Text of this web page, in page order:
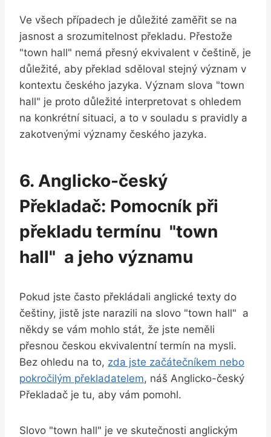
Ve všech případech je důležité zaměřit se na
⁢jasnost a srozumitelnost překladu. Přestože
"town hall" ⁤nemá přesný ekvivalent⁢ v⁤ češtině, je
důležité,⁤ aby překlad sděloval stejný význam v
kontextu českého jazyka. Význam⁤ slova "town
hall" je proto důležité interpretovat s ohledem
na​ konkrétní situaci, a ​to v souladu s pravidly a
zakotvenými⁣ významy českého jazyka.
6. Anglicko-český
Překladač: Pomocník⁣ při
překladu termínu ⁤ "town
hall" ⁢ a jeho významu
Pokud ​jste často překládali anglické texty ‍do
češtiny, jistě jste narazili na slovo⁣ "town hall" ⁤ a
někdy se vám⁤ mohlo stát, že jste neměli
přesnou českou ekvivalentní termín na mysli.⁣
Bez ohledu​ na to,‌ zda‍ jste začátečníkem⁢ nebo
pokročilým ⁤překladatelem, náš Anglicko-český
Překladač je tu, ​aby vám ‌pomohl. ‌
Slovo "town hall" je ve skutečnosti anglickým